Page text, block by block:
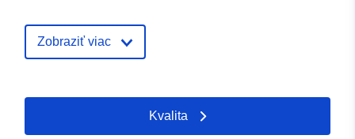
Pridané k údajom.europa.eu:
Zobraziť viac
Kvalita